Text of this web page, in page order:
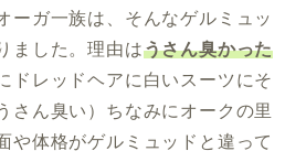
ーガ一族は、そんなゲルミュッ
ました。理由はうさん臭かった
ドレッドヘアに白いスーツにそ
さん臭い）ちなみにオークの里
や体格がゲルミュッドと違って